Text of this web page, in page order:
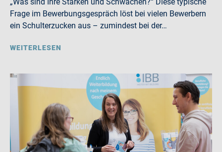
Frage im Bewerbungsgespräch löst bei vielen Bewerbern
ein Schulterzucken aus – zumindest bei der…
WEITERLESEN